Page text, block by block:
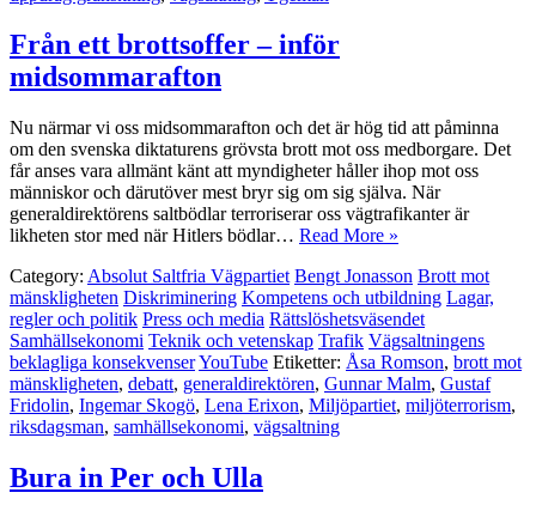
Från ett brottsoffer – inför
midsommarafton
Nu närmar vi oss midsommarafton och det är hög tid att påminna
om den svenska diktaturens grövsta brott mot oss medborgare. Det
får anses vara allmänt känt att myndigheter håller ihop mot oss
människor och därutöver mest bryr sig om sig själva. När
generaldirektörens saltbödlar terroriserar oss vägtrafikanter är
likheten stor med när Hitlers bödlar… Read More »
Category: Absolut Saltfria Vägpartiet Bengt Jonasson Brott mot
mänskligheten Diskriminering Kompetens och utbildning Lagar,
regler och politik Press och media Rättslöshetsväsendet
Samhällsekonomi Teknik och vetenskap Trafik Vägsaltningens
beklagliga konsekvenserYouTube Etiketter: Åsa Romson, brott mot
mänskligheten, debatt, generaldirektören, Gunnar Malm, Gustaf
Fridolin, Ingemar Skogö, Lena Erixon, Miljöpartiet, miljöterrorism,
riksdagsman, samhällsekonomi, vägsaltning
Bura in Per och Ulla